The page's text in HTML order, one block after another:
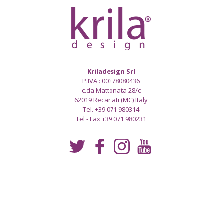
Kriladesign Srl
P.IVA : 00378080436
c.da Mattonata 28/c
62019 Recanati (MC) Italy
Tel. +39 071 980314
Tel - Fax +39 071 980231